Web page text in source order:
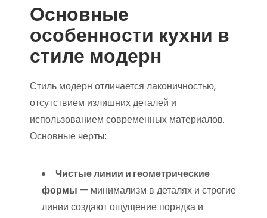
Основные
особенности кухни в
стиле модерн
Стиль модерн отличается лаконичностью,
отсутствием излишних деталей и
использованием современных материалов.
Основные черты:
Чистые линии и геометрические
формы — минимализм в деталях и строгие
линии создают ощущение порядка и